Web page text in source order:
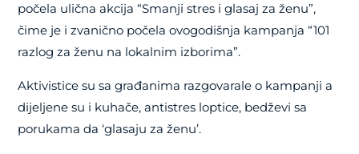
počela ulična akcija “Smanji stres i glasaj za ženu”,
čime je i zvanično počela ovogodišnja kampanja “101
razlog za ženu na lokalnim izborima”.
Aktivistice su sa građanima razgovarale o kampanji a
dijeljene su i kuhače, antistres loptice, bedževi sa
porukama da ‘glasaju za ženu’.